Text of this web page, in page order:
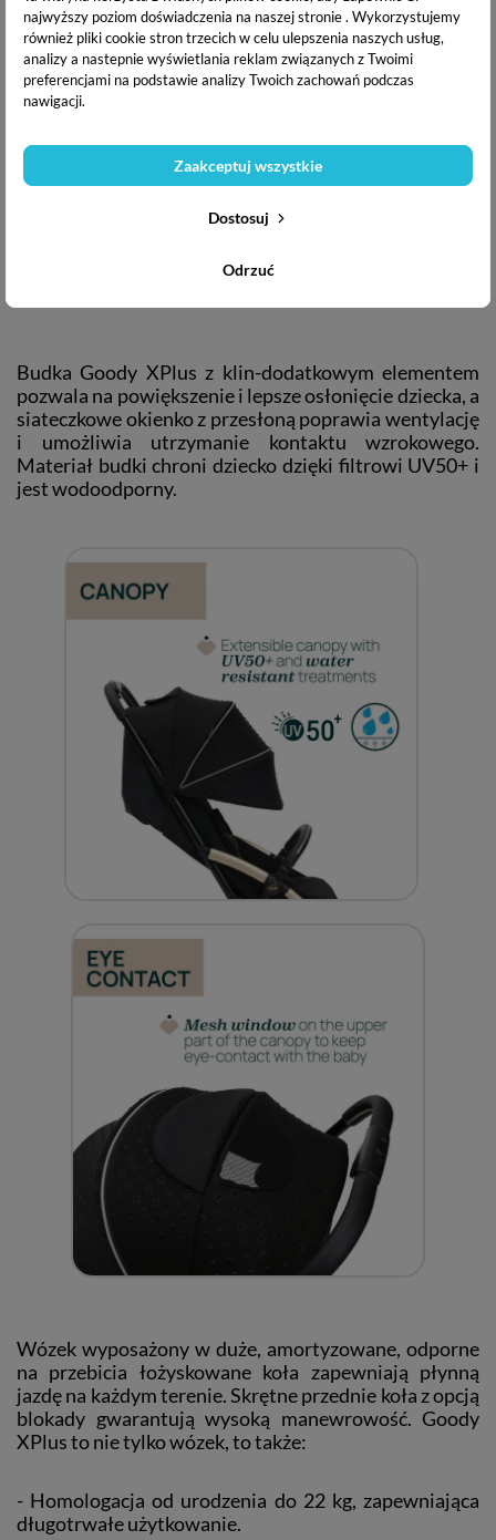
Budka Goody XPlus z klin-dodatkowym elementem
pozwala na powiększenie i lepsze osłonięcie dziecka, a
siateczkowe okienko z przesłoną poprawia wentylację
i umożliwia utrzymanie kontaktu wzrokowego.
Materiał budki chroni dziecko dzięki filtrowi UV50+ i
jest wodoodporny.
Wózek wyposażony w duże, amortyzowane, odporne
na przebicia łożyskowane koła zapewniają płynną
jazdę na każdym terenie. Skrętne przednie koła z opcją
blokady gwarantują wysoką manewrowość. Goody
XPlus to nie tylko wózek, to także:
- Homologacja od urodzenia do 22 kg, zapewniająca
długotrwałe użytkowanie.
najwyższy poziom doświadczenia na naszej stronie . Wykorzystujemy
również pliki cookie stron trzecich w celu ulepszenia naszych usług,
analizy a nastepnie wyświetlania reklam związanych z Twoimi
preferencjami na podstawie analizy Twoich zachowań podczas
nawigacji.
Odrzuć
Dostosuj
Zaakceptuj wszystkie